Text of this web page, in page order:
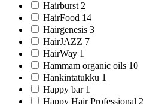
Hairburst 2
HairFood 14
Hairgenesis 3
HairJAZZ 7
HairWay 1
Hammam organic oils 10
Hankintatukku 1
Happy bar 1
Happy Hair Professional 2